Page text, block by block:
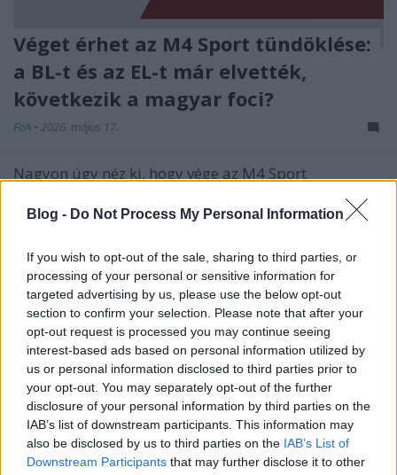
Blog - Do Not Process My Personal Information
If you wish to opt-out of the sale, sharing to third parties, or
processing of your personal or sensitive information for
targeted advertising by us, please use the below opt-out
section to confirm your selection. Please note that after your
opt-out request is processed you may continue seeing
interest-based ads based on personal information utilized by
us or personal information disclosed to third parties prior to
your opt-out. You may separately opt-out of the further
disclosure of your personal information by third parties on the
IAB’s list of downstream participants. This information may
also be disclosed by us to third parties on the IAB’s List of
Downstream Participants that may further disclose it to other
Véget érhet az M4 Sport tündöklése:
a BL-t és az EL-t már elvették,
következik a magyar foci?
FoA • 2026. május 17.
Nagyon úgy néz ki, hogy vége az M4 Sport